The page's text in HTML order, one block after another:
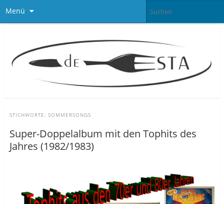
Menü
STICHWORTE: SOMMERSONGS
Super-Doppelalbum mit den Tophits des
Jahres (1982/1983)